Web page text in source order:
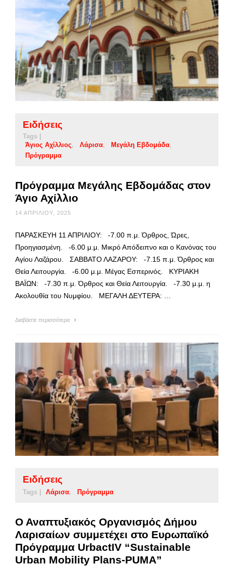
Ειδήσεις
Tags |
Άγιος Αχίλλιος
Λάρισα
Μεγάλη Εβδομάδα
Πρόγραμμα
Πρόγραμμα Μεγάλης Εβδομάδας στον
Άγιο Αχίλλιο
14 ΑΠΡΙΛΊΟΥ, 2025
ΠΑΡΑΣΚΕΥΗ 11 ΑΠΡΙΛΙΟΥ: -7.00 π.μ. Όρθρος, Ώρες,
Προηγιασμένη. -6.00 μ.μ. Μικρό Απόδειπνο και ο Κανόνας του
Αγίου Λαζάρου. ΣΑΒΒΑΤΟ ΛΑΖΑΡΟΥ: -7.15 π.μ. Όρθρος και
Θεία Λειτουργία. -6.00 μ.μ. Μέγας Εσπερινός. ΚΥΡΙΑΚΗ
ΒΑΪΩΝ: -7.30 π.μ. Όρθρος και Θεία Λειτουργία. -7.30 μ.μ. η
Ακολουθία του Νυμφίου. ΜΕΓΑΛΗ ΔΕΥΤΕΡΑ: …
Διαβάστε περισσότερα
Ειδήσεις
Tags | Λάρισα Πρόγραμμα
Ο Αναπτυξιακός Οργανισμός Δήμου
Λαρισαίων συμμετέχει στο Ευρωπαϊκό
Πρόγραμμα UrbactIV “Sustainable
Urban Mobility Plans-PUMA”